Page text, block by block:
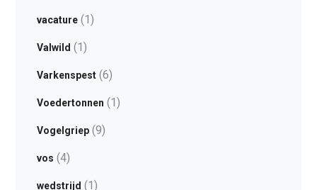
vacature(1)
Valwild (1)
Varkenspest(6)
Voedertonnen (1)
Vogelgriep(9)
vos (4)
wedstrijd (1)